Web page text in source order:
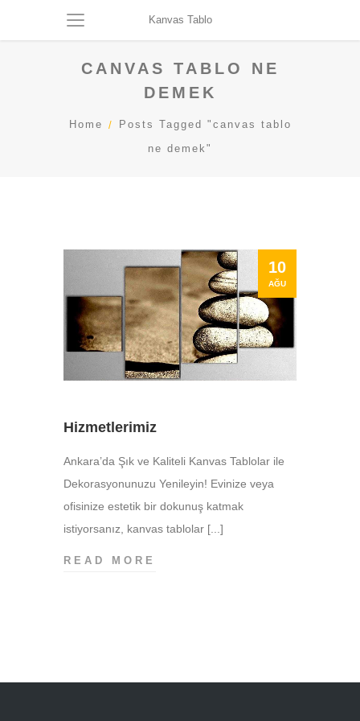
Kanvas Tablo
CANVAS TABLO NE
DEMEK
Home
Posts Tagged "canvas tablo
ne demek"
10
AĞU
Hizmetlerimiz
Ankara’da Şık ve Kaliteli Kanvas Tablolar ile
Dekorasyonunuzu Yenileyin! Evinize veya
ofisinize estetik bir dokunuş katmak
istiyorsanız, kanvas tablolar [...]
READ MORE